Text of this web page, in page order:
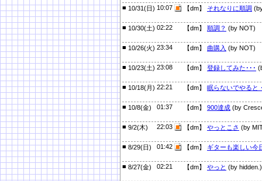
■ 10/31(日) 10:07 【dm】 それなりに順調
■ 10/30(土) 02:22 【dm】 順調？ (by NOT)
■ 10/26(火) 23:34 【dm】 曲購入 (by NOT)
■ 10/23(土) 23:08 【dm】 登録してみた･･･
■ 10/18(月) 22:21 【dm】 眠らないでやると
■ 10/8(金) 01:37 【dm】 900達成 (by
■ 9/2(木) 22:03 【dm】 やっとこさ (by
■ 8/29(日) 01:42 【dm】 ギターも楽しい今
■ 8/27(金) 02:21 【dm】 やっと (by hidden.)